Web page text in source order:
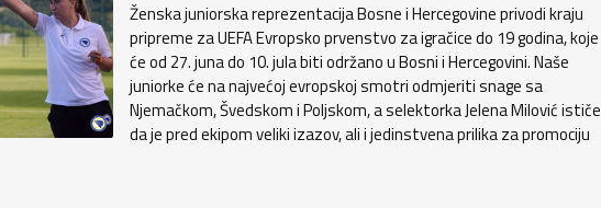
Ženska juniorska reprezentacija Bosne i Hercegovine privodi kraju
pripreme za UEFA Evropsko prvenstvo za igračice do 19 godina, koje
će od 27. juna do 10. jula biti održano u Bosni i Hercegovini. Naše
juniorke će na najvećoj evropskoj smotri odmjeriti snage sa
Njemačkom, Švedskom i Poljskom, a selektorka Jelena Milović ističe
da je pred ekipom veliki izazov, ali i jedinstvena prilika za promociju